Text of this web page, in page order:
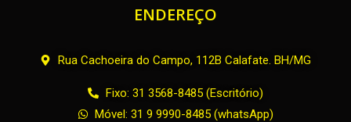
ENDEREÇO
Rua Cachoeira do Campo, 112B Calafate. BH/MG
Fixo: 31 3568-8485 (Escritório)
Móvel: 31 9 9990-8485 (whatsApp)